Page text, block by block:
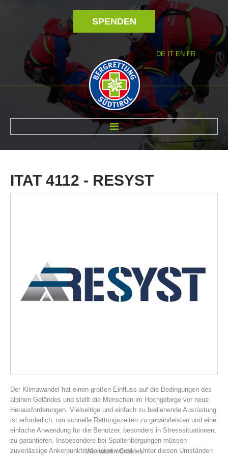
SPENDEN
DE IT EN FR
ITAT 4112 - RESYST
Der Klimawandel hat einen großen Einfluss auf die Bedingungen des
alpinen Geländes und stellt die Menschen im Hochgebirge vor neue
Herausforderungen. Vielseitige und einfach zu bedienende Ausrüstung
ist erforderlich, um schnelle Rettungszeiten zu gewährleisten und eine
einfache Anwendung für die Benutzer, besonders in Stresssituationen,
zu garantieren. Insbesondere bei Spaltenbergungen müssen
zuverlässige Ankerpunkte realisiert werden. Unter diesen Umständen
Wir nutzen Cookies